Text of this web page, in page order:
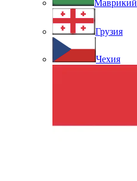
Маврикий
Грузия
Чехия